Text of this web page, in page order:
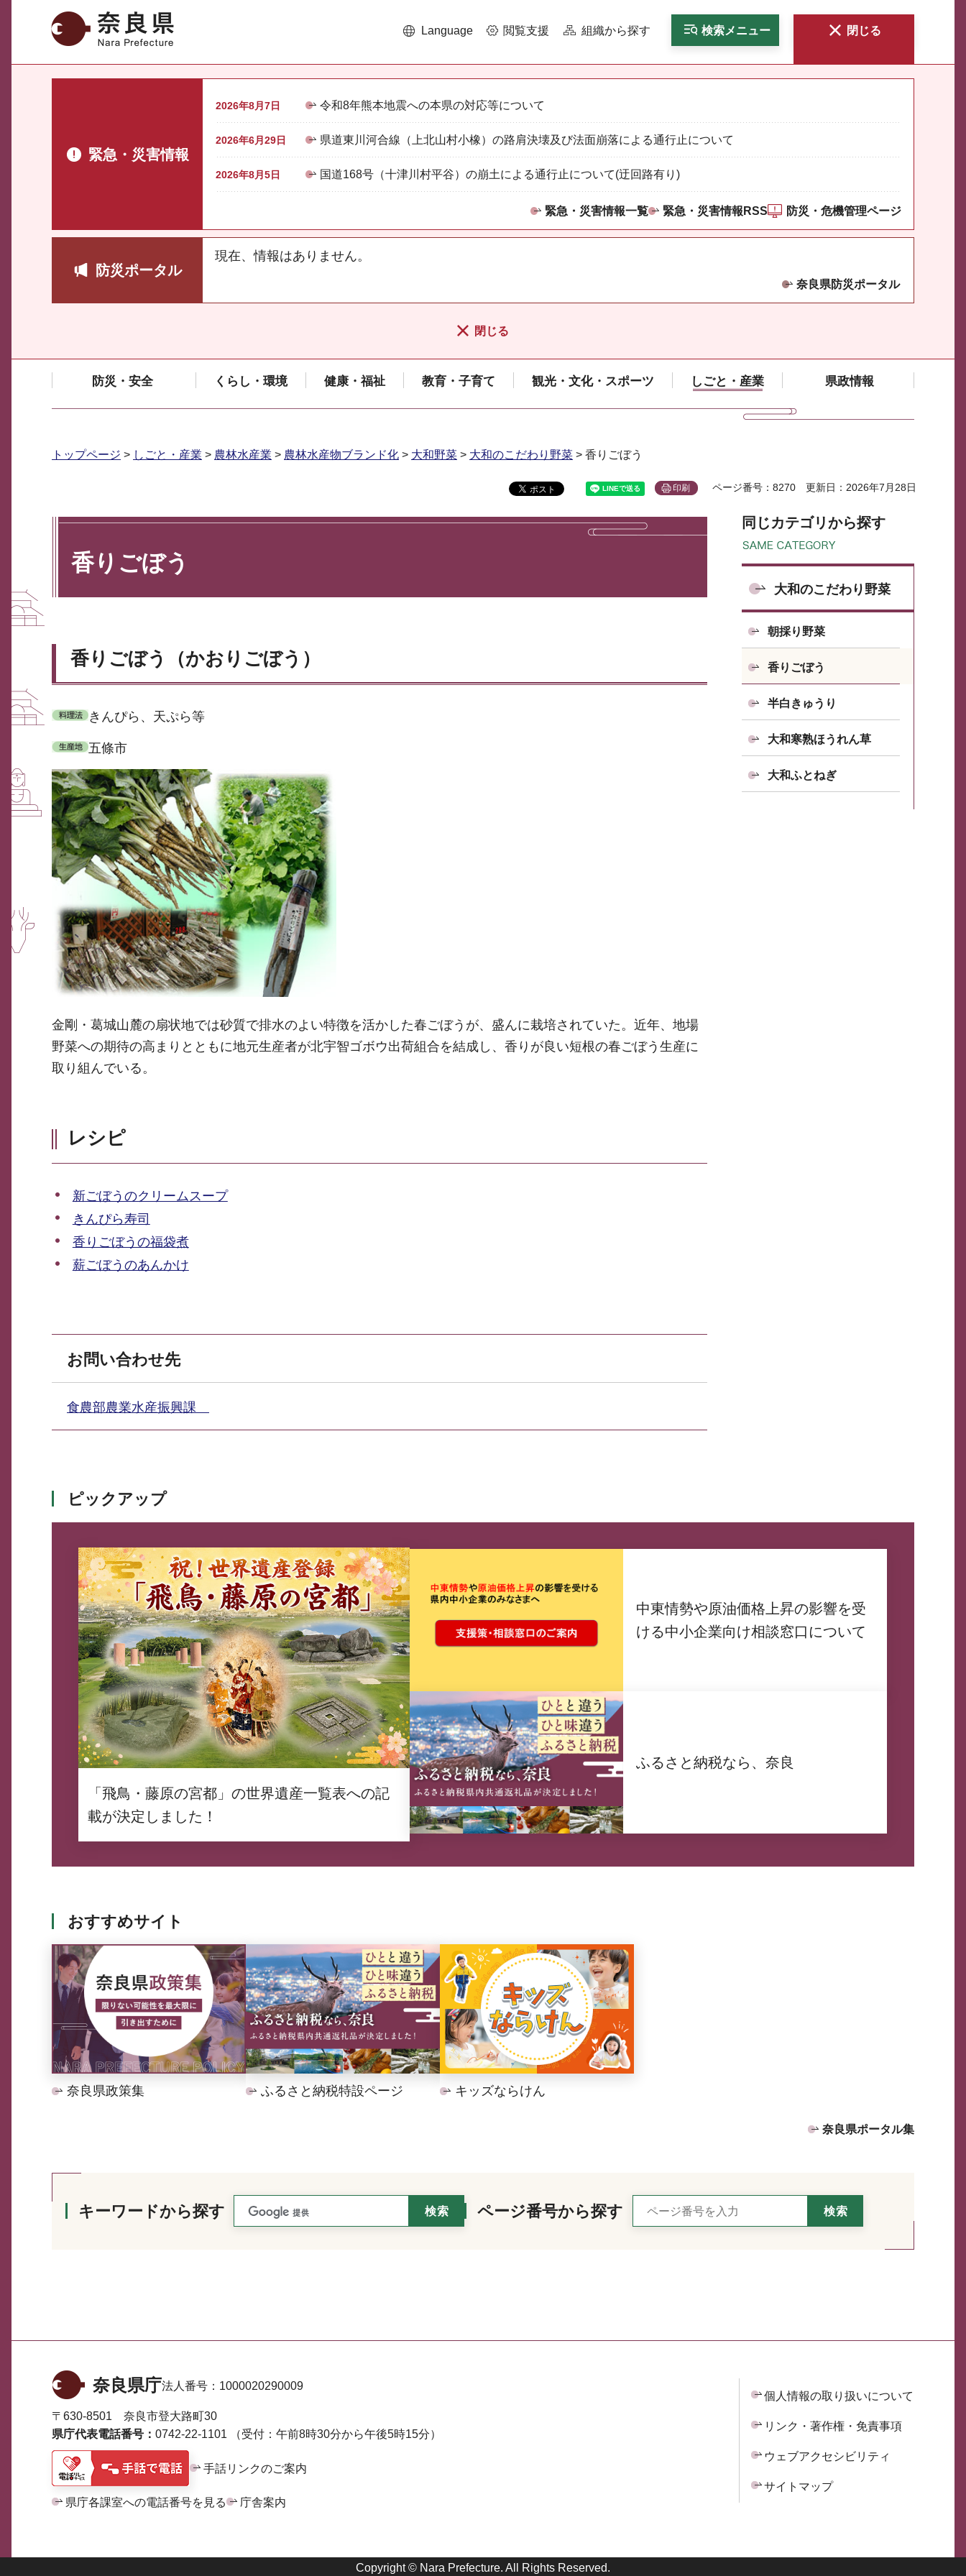
奈良県 Language 閲覧支援 組織から探す 検索メニュー 閉じる
緊急・災害情報
2026年8月7日 令和8年熊本地震への本県の対応等について
2026年6月29日 県道東川河合線（上北山村小橡）の路肩決壊及び法面崩落による通行止について
2026年8月5日 国道168号（十津川村平谷）の崩土による通行止について(迂回路有り)
緊急・災害情報一覧 緊急・災害情報RSS 防災・危機管理ページ
防災ポータル
現在、情報はありません。
奈良県防災ポータル
閉じる
防災・安全 くらし・環境 健康・福祉 教育・子育て 観光・文化・スポーツ しごと・産業 県政情報
トップページ > しごと・産業 > 農林水産業 > 農林水産物ブランド化 > 大和野菜 > 大和のこだわり野菜 > 香りごぼう
印刷 ページ番号：8270 更新日：2026年7月28日
香りごぼう
香りごぼう（かおりごぼう）
きんぴら、天ぷら等
五條市
金剛・葛城山麓の扇状地では砂質で排水のよい特徴を活かした春ごぼうが、盛んに栽培されていた。近年、地場
野菜への期待の高まりとともに地元生産者が北宇智ゴボウ出荷組合を結成し、香りが良い短根の春ごぼう生産に
取り組んでいる。
レシピ
新ごぼうのクリームスープ
きんぴら寿司
香りごぼうの福袋煮
薪ごぼうのあんかけ
お問い合わせ先
食農部農業水産振興課
同じカテゴリから探す
大和のこだわり野菜
朝採り野菜
香りごぼう
半白きゅうり
大和寒熟ほうれん草
大和ふとねぎ
ピックアップ
「飛鳥・藤原の宮都」の世界遺産一覧表への記
載が決定しました！
中東情勢や原油価格上昇の影響を受
ける中小企業向け相談窓口について
ふるさと納税なら、奈良
おすすめサイト
奈良県政策集 ふるさと納税特設ページ キッズならけん
奈良県ポータル集
キーワードから探す ページ番号から探す
奈良県庁法人番号： 1000020290009
〒630-8501 奈良市登大路町30
県庁代表電話番号： 0742-22-1101 （受付：午前8時30分から午後5時15分）
手話リンクのご案内
県庁各課室への電話番号を見る 庁舎案内
個人情報の取り扱いについて
リンク・著作権・免責事項
ウェブアクセシビリティ
サイトマップ
Copyright © Nara Prefecture. All Rights Reserved.